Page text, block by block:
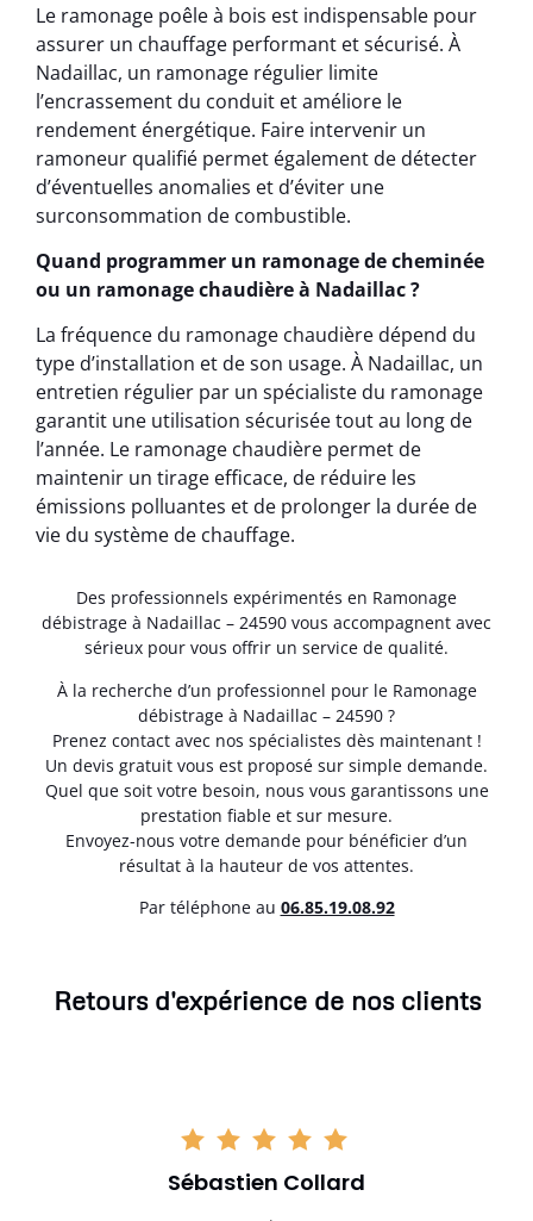
Le ramonage poêle à bois est indispensable pour
assurer un chauffage performant et sécurisé. À
Nadaillac, un ramonage régulier limite
l’encrassement du conduit et améliore le
rendement énergétique. Faire intervenir un
ramoneur qualifié permet également de détecter
d’éventuelles anomalies et d’éviter une
surconsommation de combustible.
Quand programmer un ramonage de cheminée
ou un ramonage chaudière à Nadaillac ?
La fréquence du ramonage chaudière dépend du
type d’installation et de son usage. À Nadaillac, un
entretien régulier par un spécialiste du ramonage
garantit une utilisation sécurisée tout au long de
l’année. Le ramonage chaudière permet de
maintenir un tirage efficace, de réduire les
émissions polluantes et de prolonger la durée de
vie du système de chauffage.
Des professionnels expérimentés en Ramonage
débistrage à Nadaillac – 24590 vous accompagnent avec
sérieux pour vous offrir un service de qualité.
À la recherche d’un professionnel pour le Ramonage
débistrage à Nadaillac – 24590 ?
Prenez contact avec nos spécialistes dès maintenant !
Un devis gratuit vous est proposé sur simple demande.
Quel que soit votre besoin, nous vous garantissons une
prestation fiable et sur mesure.
Envoyez-nous votre demande pour bénéficier d’un
résultat à la hauteur de vos attentes.
Par téléphone au 06.85.19.08.92
Retours d'expérience de nos clients
Sébastien Collard